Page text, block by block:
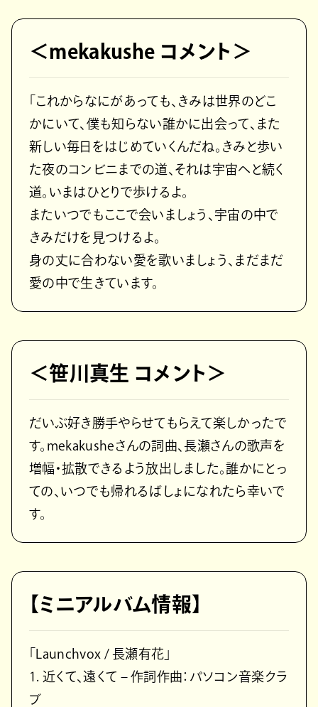
＜mekakushe コメント＞
「これからなにがあっても、きみは世界のどこ
かにいて、僕も知らない誰かに出会って、また
新しい毎日をはじめていくんだね。きみと歩い
た夜のコンビニまでの道、それは宇宙へと続く
道。いまはひとりで歩けるよ。
またいつでもここで会いましょう、宇宙の中で
きみだけを見つけるよ。
身の丈に合わない愛を歌いましょう、まだまだ
愛の中で生きています。
＜笹川真生 コメント＞
だいぶ好き勝手やらせてもらえて楽しかったで
す。mekakusheさんの詞曲、長瀬さんの歌声を
増幅・拡散できるよう放出しました。誰かにとっ
ての、いつでも帰れるばしょになれたら幸いで
す。
【ミニアルバム情報】
「Launchvox / 長瀬有花」
1. 近くて、遠くて – 作詞作曲：パソコン音楽クラ
ブ